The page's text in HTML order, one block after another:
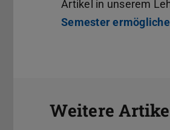
Artikel in unserem
Semester
Weitere